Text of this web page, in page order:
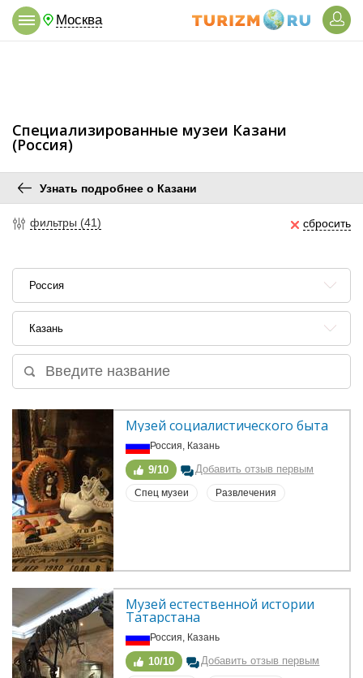
Москва
Специализированные музеи Казани
(Россия)
Узнать подробнее о Казани
фильтры (41) сбросить
Россия
Казань
Музей социалистического быта
Россия, Казань
9/10 Добавить отзыв первым
Спец музеи Развлечения
Музей естественной истории
Татарстана
Россия, Казань
10/10 Добавить отзыв первым